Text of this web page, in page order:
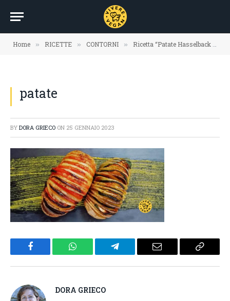
Home » RICETTE » CONTORNI » Ricetta “Patate Hasselback speziate alle verdure su crema di carote allo zenzero”
patate
BY DORA GRIECO ON 25 GENNAIO 2023
Facebook WhatsApp Telegram Email
Copy
DORA GRIECO